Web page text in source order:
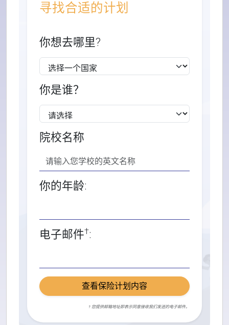
寻找合适的计划
你想去哪里?
你是谁？
院校名称
你的年龄:
电子邮件†:
查看保险计划内容
† 您提供邮箱地址即表示同意接收我们发送的电子邮件。